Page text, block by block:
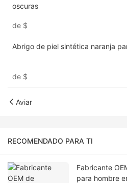
oscuras
de $
Abrigo de piel sintética naranja
de $
Aviar
RECOMENDADO PARA TI
Fabricante
para hombre